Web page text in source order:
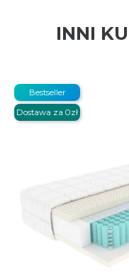
INNI
Bestseller
Dostawa za 0zł